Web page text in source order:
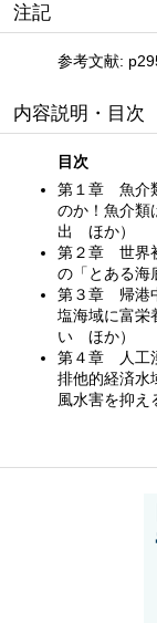
注記
参考文献:
内容説明・目次
目次
第１章 魚介
のか！魚介類
出 ほか）
第２章 世界
の「とある海
第３章 帰港
塩海域に富
い ほか）
第４章 人工
排他的経済水
風水害を抑え